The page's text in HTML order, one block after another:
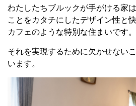
わたしたちブルックが手がける家
ことをカタチにしたデザイン性と
カフェのような特別な住まいです。
それを実現するために欠かせない
います。